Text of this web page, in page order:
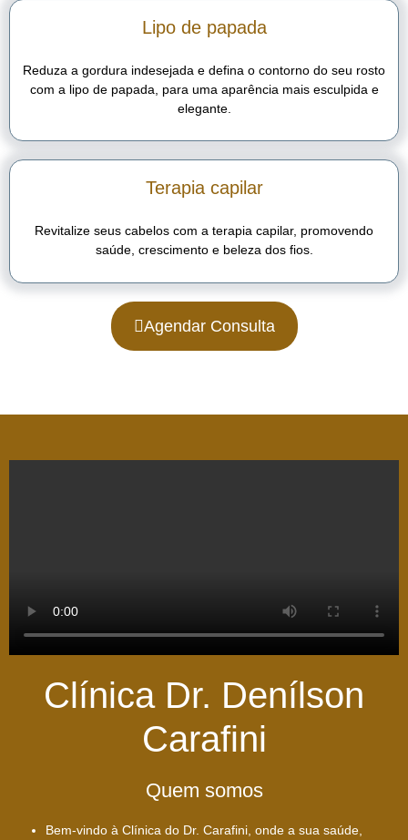
Lipo de papada
Reduza a gordura indesejada e defina o contorno do seu rosto
com a lipo de papada, para uma aparência mais esculpida e
elegante.
Terapia capilar
Revitalize seus cabelos com a terapia capilar, promovendo
saúde, crescimento e beleza dos fios.
Agendar Consulta
Clínica Dr. Denílson
Carafini
Quem somos
Bem-vindo à Clínica do Dr. Carafini, onde a sua saúde,